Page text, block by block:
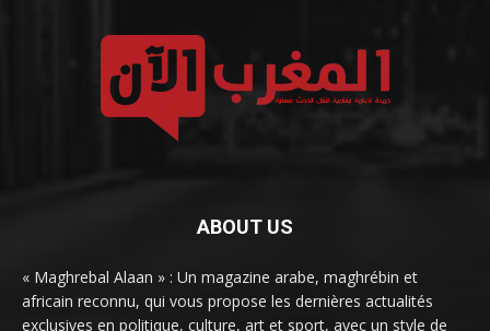
ABOUT US
« Maghrebal Alaan » : Un magazine arabe, maghrébin et
africain reconnu, qui vous propose les dernières actualités
exclusives en politique, culture, art et sport, avec un style de